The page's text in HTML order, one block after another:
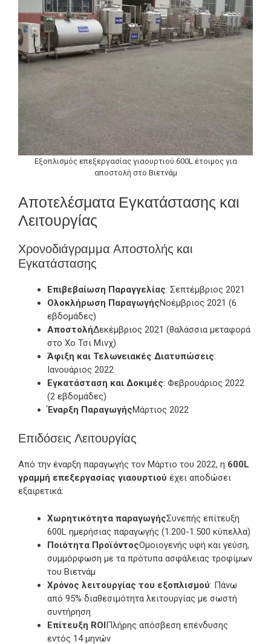
Εξοπλισμός επεξεργασίας γιαουρτιού 600L έτοιμος για
αποστολή στο Βιετνάμ
Αποτελέσματα Εγκατάστασης και
Λειτουργίας
Χρονοδιάγραμμα Αποστολής και
Εγκατάστασης
Επιβεβαίωση Παραγγελίας: Σεπτέμβριος 2021
Ολοκλήρωση ΠαραγωγήςΝοέμβριος 2021 (6
εβδομάδες)
ΑποστολήΔεκέμβριος 2021 (θαλάσσια μεταφορά
στο Χο Τσι Μινχ)
Άφιξη και Τελωνειακές Διατυπώσεις:
Ιανουάριος 2022
Εγκατάσταση και Δοκιμές: Φεβρουάριος 2022
(2 εβδομάδες)
Έναρξη ΠαραγωγήςΜάρτιος 2022
Επιδόσεις Λειτουργίας
Από την έναρξη παραγωγής τον Μάρτιο του 2022, η 600L
γραμμή επεξεργασίας γιαουρτιού έχει αποδώσει
εξαιρετικά:
Χωρητικότητα παραγωγήςΣυνεπής επίτευξη
600L ημερήσιας παραγωγής (1.200-1.500 κύπελλα)
Ποιότητα ΠροϊόντοςΟμοιογενής υφή και γεύση,
συμμόρφωση με τα πρότυπα ασφάλειας τροφίμων
του Βιετνάμ
Χρόνος λειτουργίας του εξοπλισμού: Πάνω
από 95% διαθεσιμότητα λειτουργίας με σωστή
συντήρηση
Επίτευξη ROIΠλήρης απόσβεση επένδυσης
εντός 14 μηνών